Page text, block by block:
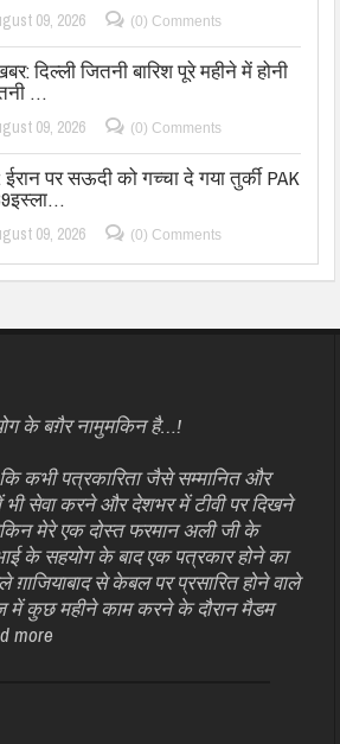
09, 2026 (0) Comments
दिल्ली जितनी बारिश पूरे महीने में होनी
…
09, 2026 (0) Comments
ईरान पर सऊदी को गच्चा दे गया तुर्की PAK
09, 2026 (0) Comments
के बग़ैर नामुमकिन है…!
कभी पत्रकारिता जैसे सम्मानित और
भी सेवा करने और देशभर में टीवी पर दिखने
मेरे एक दोस्त फरमान अली जी के
के सहयोग के बाद एक पत्रकार होने का
से केबल पर प्रसारित होने वाले
में कुछ महीने काम करने के दौरान मैडम
more